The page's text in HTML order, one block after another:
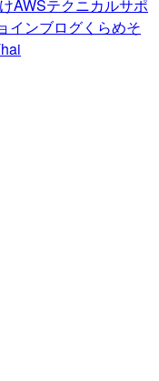
AWSテクニカルサポ
インブログくらめそ